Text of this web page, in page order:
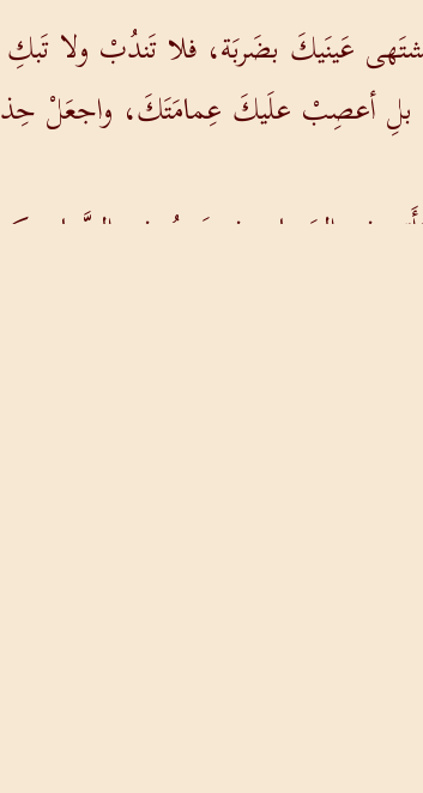
عَينَيكَ بضَربَة، فلا تَندُبْ ولا
بلِ أعصِبْ علَيكَ عِمامَتَكَ، واجعَلْ
في المَساء، فصنَعتُ في الصَّباحِ